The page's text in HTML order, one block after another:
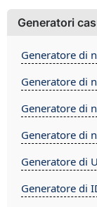
Generatori
Generatore di
Generatore di
Generatore di
Generatore di
Generatore di
Generatore di